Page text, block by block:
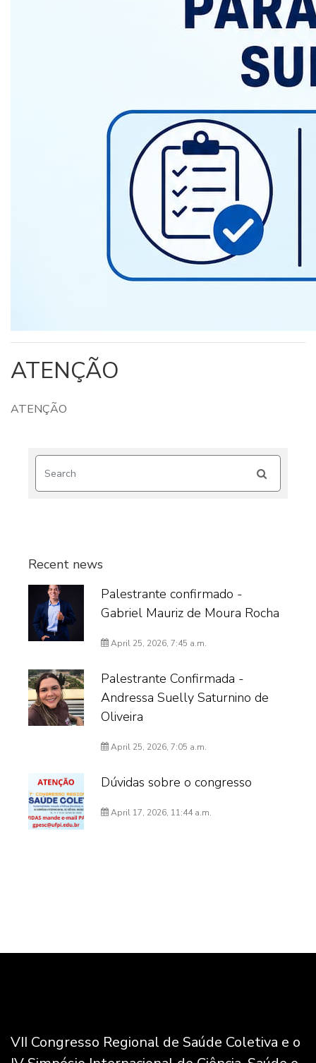
ATENÇÃO
ATENÇÃO
Recent news
Palestrante confirmado -
Gabriel Mauriz de Moura Rocha
April 25, 2026, 7:45 a.m.
Palestrante Confirmada -
Andressa Suelly Saturnino de
Oliveira
April 25, 2026, 7:05 a.m.
Dúvidas sobre o congresso
April 17, 2026, 11:44 a.m.
VII Congresso Regional de Saúde Coletiva e o